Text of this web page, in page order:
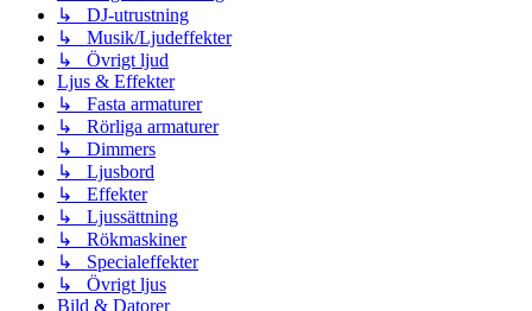
↳ DJ-utrustning
↳ Musik/Ljudeffekter
↳ Övrigt ljud
Ljus & Effekter
↳ Fasta armaturer
↳ Rörliga armaturer
↳ Dimmers
↳ Ljusbord
↳ Effekter
↳ Ljussättning
↳ Rökmaskiner
↳ Specialeffekter
↳ Övrigt ljus
Bild & Datorer